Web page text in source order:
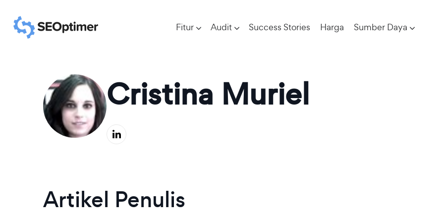
Fitur Audit Success Stories Harga Sumber Daya
Cristina Muriel
Artikel Penulis